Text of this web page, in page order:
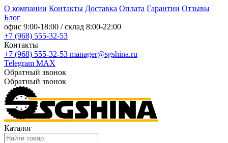
О компании Контакты Доставка Оплата Гарантии Отзывы
Блог
офис 9:00-18:00 / склад 8:00-22:00
+7 (968) 555-32-53
Контакты
+7 (968) 555-32-53 manager@sgshina.ru
Telegram MAX
Обратный звонок
Обратный звонок
Каталог